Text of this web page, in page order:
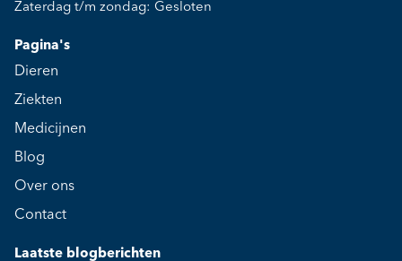
Zaterdag t/m zondag: Gesloten
Pagina's
Dieren
Ziekten
Medicijnen
Blog
Over ons
Contact
Laatste blogberichten